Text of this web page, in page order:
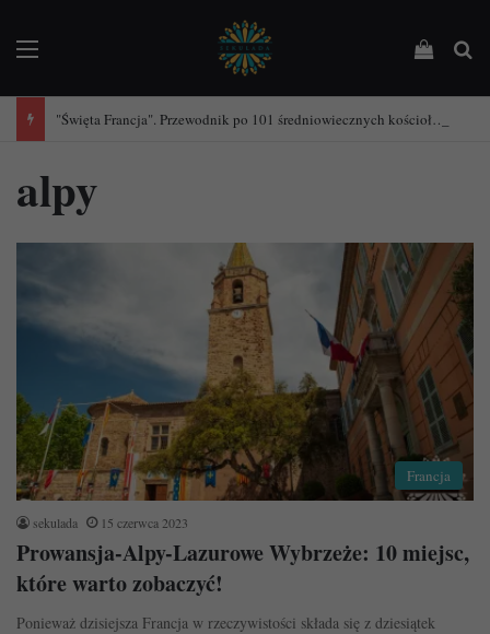
Menu
"Święta Francja". Przewodnik po 101 średniowiecznych kościołach Francji.
alpy
Francja
sekulada 15 czerwca 2023
Prowansja-Alpy-Lazurowe Wybrzeże: 10 miejsc,
które warto zobaczyć!
Ponieważ dzisiejsza Francja w rzeczywistości składa się z dziesiątek